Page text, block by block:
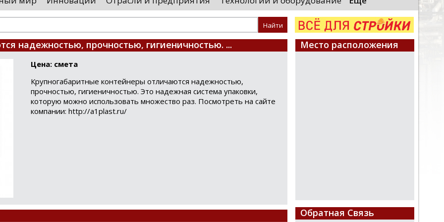
необходимые проверки, после
спутники начнут...
«Уральские локомотивы»)
производственного комплекса для выпуска
высокоскоростных поездов. Главный вывод,
большая честь
Президента и вручить
надежностью, прочностью, гигиеничностью. ...
Цена: смета
Крупногабаритные контейнеры отличаются надежностью,
прочностью, гигиеничностью. Это надежная система упаковки,
которую можно использовать множество раз. Посмотреть на сайте
компании: http://a1plast.ru/
Место расположения
Обратная Связь